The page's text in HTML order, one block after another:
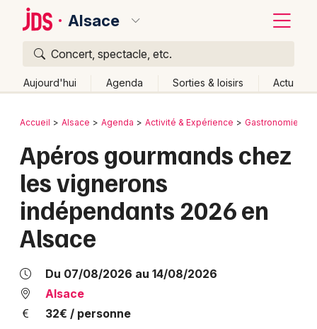
Alsace
Concert, spectacle, etc.
Aujourd'hui Agenda Sorties & loisirs Actu
Publier un événement
Grands événements
Activité & Expérience
Manifestations
Foires & salons
Bordeaux
Colmar
Lille
Lyon
Marseille
Mulhouse
Montpellier
Retour
Accueil Alsace Agenda Activité & Expérience Gastronomie
Apéros gourmands chez
les vignerons
indépendants 2026 en
Alsace
Du 07/08/2026 au 14/08/2026
Alsace
32€ / personne
Quoi ?
Où ?
Quand ?
Aujourd'hui
Demain Ce week-end